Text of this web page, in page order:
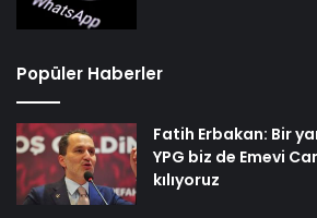
Popüler Haberler
Fatih Erbakan: Bir
YPG biz de Emevi
kılıyoruz